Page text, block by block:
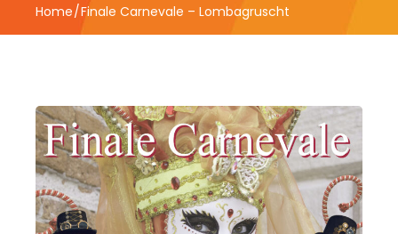
Home Finale Carnevale – Lombagruscht